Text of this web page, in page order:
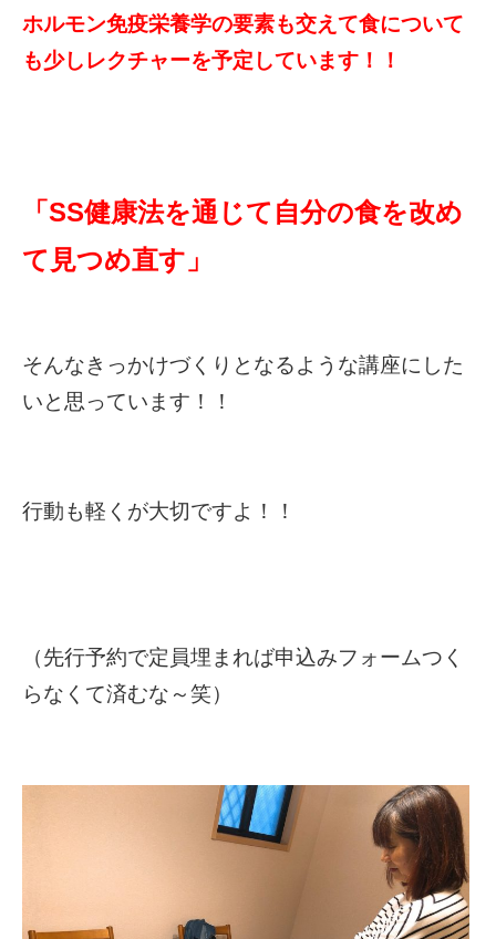
ホルモン免疫栄養学の要素も交えて食について
も少しレクチャーを予定しています！！
「SS健康法を通じて自分の食を改め
て見つめ直す」
そんなきっかけづくりとなるような講座にした
いと思っています！！
行動も軽くが大切ですよ！！
（先行予約で定員埋まれば申込みフォームつく
らなくて済むな～笑）